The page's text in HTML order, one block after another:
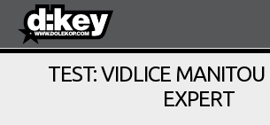
TEST: VIDLICE
EXPERT